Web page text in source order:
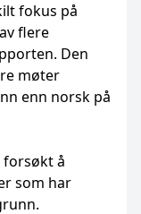
fokus på
flere
Den
møter
enn norsk på
å
som har